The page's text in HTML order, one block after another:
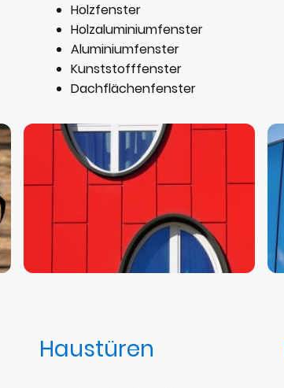
Holzfenster
Holzaluminiumfenster
Aluminiumfenster
Kunststofffenster
Dachflächenfenster
Haustüren